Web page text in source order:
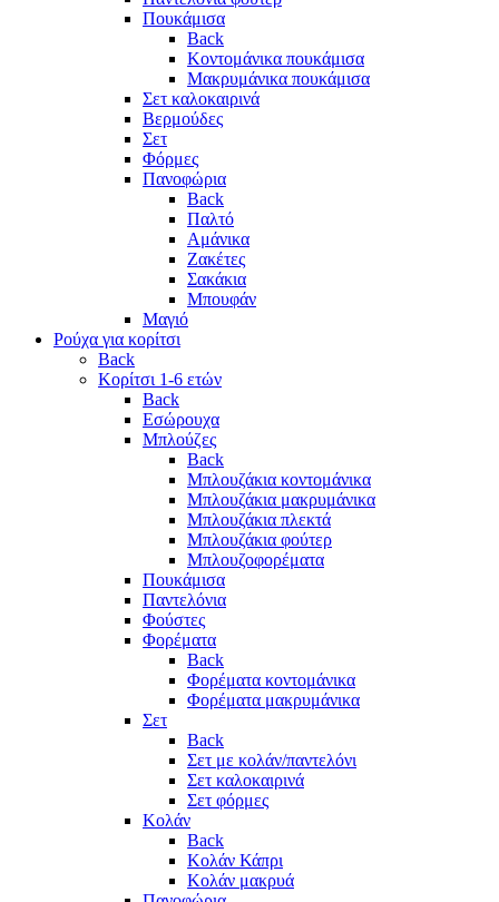
Πουκάμισα
Back
Κοντομάνικα πουκάμισα
Μακρυμάνικα πουκάμισα
Σετ καλοκαιρινά
Βερμούδες
Σετ
Φόρμες
Πανοφώρια
Back
Παλτό
Αμάνικα
Ζακέτες
Σακάκια
Μπουφάν
Μαγιό
Ρούχα για κορίτσι
Back
Κορίτσι 1-6 ετών
Back
Εσώρουχα
Μπλούζες
Back
Μπλουζάκια κοντομάνικα
Μπλουζάκια μακρυμάνικα
Μπλουζάκια πλεκτά
Μπλουζάκια φούτερ
Μπλουζοφορέματα
Πουκάμισα
Παντελόνια
Φούστες
Φορέματα
Back
Φορέματα κοντομάνικα
Φορέματα μακρυμάνικα
Σετ
Back
Σετ με κολάν/παντελόνι
Σετ καλοκαιρινά
Σετ φόρμες
Κολάν
Back
Κολάν Κάπρι
Κολάν μακρυά